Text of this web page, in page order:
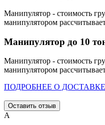
Манипулятор - стоимость
манипулятором
Манипулятор до 10
Манипулятор - стоимость
манипулятором
ПОДРОБНЕЕ О ДОСТАВКЕ
Оставить отзыв
А